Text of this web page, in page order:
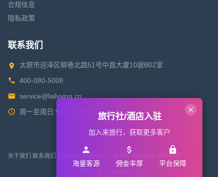
合规信息
隐私政策
联系我们
太原市迎泽区柳巷北路51号中昌大厦10层B02室
400-080-5008
service@lailvxing.cn
周一至周日 9:00-21:00
关于我们 联系我们 用户协议
旅行社/酒店入驻
加入来旅行，获取更多客户
海量客源 佣金丰厚 平台保障